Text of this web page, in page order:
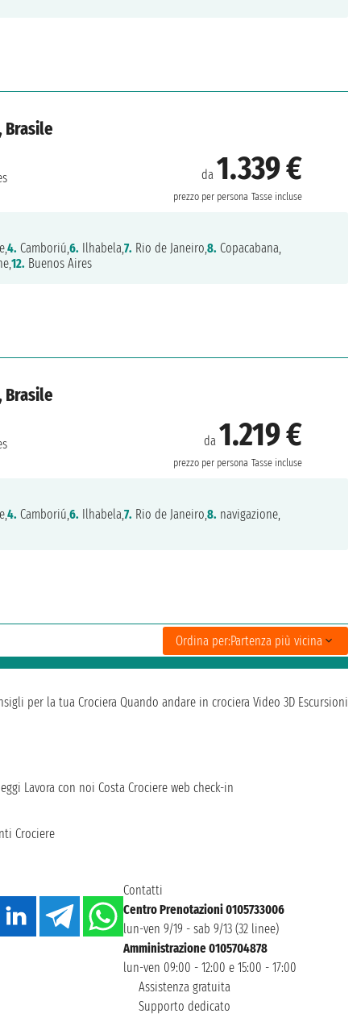
Brasile
da 1.339 €
prezzo per persona Tasse incluse
4. Camboriú,6. Ilhabela,7. Rio de Janeiro,8. Copacabana,
12. Buenos Aires
Brasile
da 1.219 €
prezzo per persona Tasse incluse
4. Camboriú,6. Ilhabela,7. Rio de Janeiro,8. navigazione,
Ordina per:Partenza più vicina
per la tua Crociera Quando andare in crociera Video 3D Escursioni
Lavora con noi Costa Crociere web check-in
Crociere
Contatti
Centro Prenotazioni 0105733006
lun-ven 9/19 - sab 9/13 (32 linee)
Amministrazione 0105704878
lun-ven 09:00 - 12:00 e 15:00 - 17:00
Assistenza gratuita
Supporto dedicato